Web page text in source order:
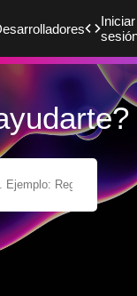
Iniciar